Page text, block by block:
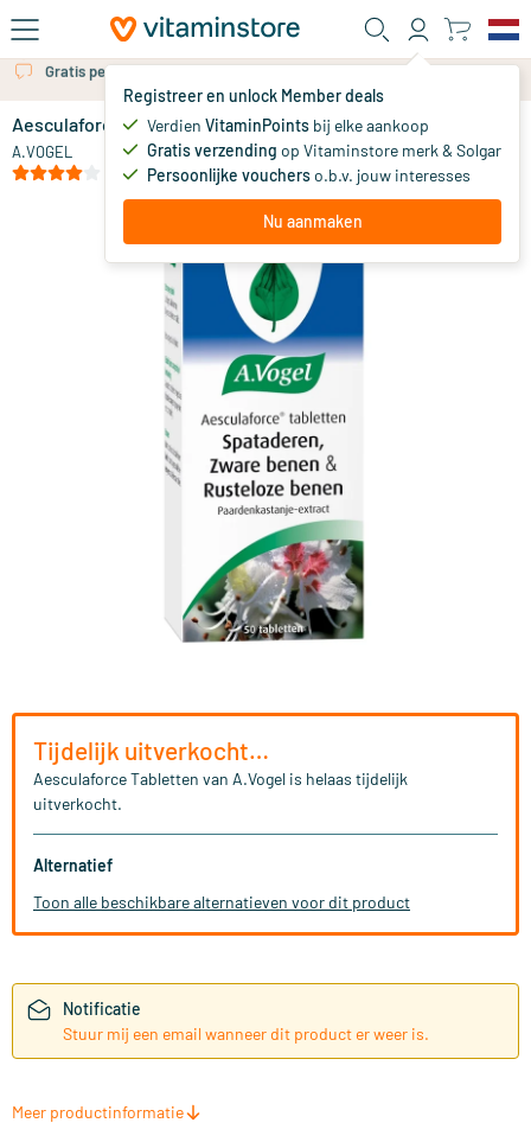
Ga naar de hoofdinhoud
Registreer en unlock Member deals
Verdien VitaminPoints bij elke aankoop
Gratis verzending op Vitaminstore merk & Solgar
Persoonlijke voucherso.b.v. jouw interesses
Nu aanmaken
Gratis persoonlijk advies via chat of email
Aesculaforce Tabletten
A.VOGEL
Tijdelijk uitverkocht…
Aesculaforce Tabletten van A.Vogel is helaas tijdelijk
uitverkocht.
Alternatief
Toon alle beschikbare alternatieven voor dit product
Notificatie
Stuur mij een email wanneer dit product er weer is.
Meer productinformatie